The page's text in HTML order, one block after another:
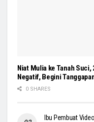
Niat Mulia ke Tanah
Negatif, Begini
0 SHARES
Ibu Pembuat